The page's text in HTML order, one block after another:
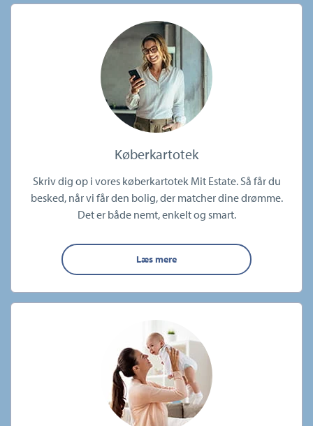
Køberkartotek
Skriv dig op i vores køberkartotek Mit Estate. Så får du
besked, når vi får den bolig, der matcher dine drømme.
Det er både nemt, enkelt og smart.
Læs mere